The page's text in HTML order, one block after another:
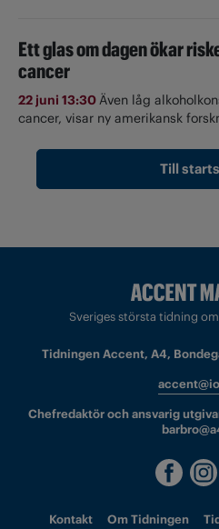
Ett glas om dagen ökar
cancer
22 juni 13:30Även låg
cancer, visar ny amerikansk
Till
Sveriges största tidning
Tidningen Accent, A4,
Chefredaktör och ansvarig
Kontakt Om Tidningen